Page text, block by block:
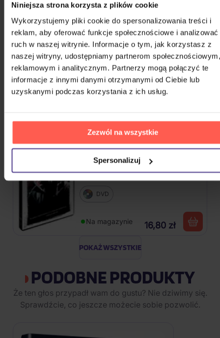
Niniejsza strona korzysta z plików cookie
Wykorzystujemy pliki cookie do spersonalizowania treści i
reklam, aby oferować funkcje społecznościowe i analizować
ruch w naszej witrynie. Informacje o tym, jak korzystasz z
naszej witryny, udostępniamy partnerom społecznościowym,
reklamowym i analitycznym. Partnerzy mogą połączyć te
informacje z innymi danymi otrzymanymi od Ciebie lub
uzyskanymi podczas korzystania z ich usług.
Zezwól na wszystkie
Spersonalizuj
Na magazynie
Opowieść wigilijna
Tango i Cash
DVD
Na magazynie 16,80 zł
POKAŻ WSZYSTKIE
PODOBNE PRODUKTY
Że ten głos przypadł wam do gustu? Nie dziwimy się.
Sprawdźcie, co jeszcze możecie sobie pozwolić.